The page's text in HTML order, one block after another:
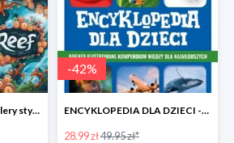
Gry planszowe - bestsellery stycznia do -77%
-42%
ENCYKLOPEDIA DLA DZIECI -42%
28.99 zł49.95 zł*